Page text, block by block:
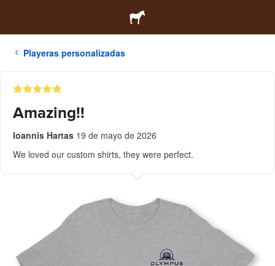
Playeras personalizadas
Amazing!!
Ioannis Hartas 19 de mayo de 2026
We loved our custom shirts, they were perfect.